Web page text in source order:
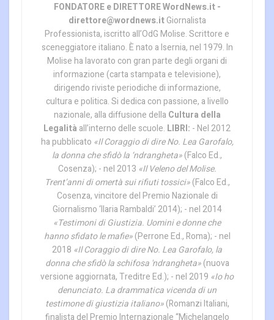
FONDATORE e DIRETTORE WordNews.it -
direttore@wordnews.itGiornalista
Professionista, iscritto all’OdG Molise. Scrittore e
sceneggiatore italiano. È nato a Isernia, nel 1979. In
Molise ha lavorato con gran parte degli organi di
informazione (carta stampata e televisione),
dirigendo riviste periodiche di informazione,
cultura e politica. Si dedica con passione, a livello
nazionale, alla diffusione della Cultura della
Legalità all’interno delle scuole. LIBRI: - Nel 2012
ha pubblicato «Il Coraggio di dire No. Lea Garofalo,
la donna che sfidò la ‘ndrangheta»(Falco Ed.,
Cosenza); - nel 2013 «Il Veleno del Molise.
Trent’anni di omertà sui rifiuti tossici»(Falco Ed.,
Cosenza, vincitore del Premio Nazionale di
Giornalismo ‘Ilaria Rambaldi’ 2014); - nel 2014
«Testimoni di Giustizia. Uomini e donne che
hanno sfidato le mafie»(Perrone Ed., Roma); - nel
2018 «Il Coraggio di dire No. Lea Garofalo, la
donna che sfidò la schifosa 'ndrangheta»(nuova
versione aggiornata, Treditre Ed.); - nel 2019 «Io ho
denunciato. La drammatica vicenda di un
testimone di giustizia italiano»(Romanzi Italiani,
finalista del Premio Internazionale “Michelangelo